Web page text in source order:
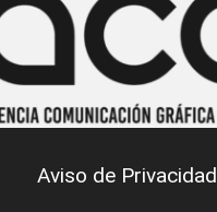
Aviso de Privacidad